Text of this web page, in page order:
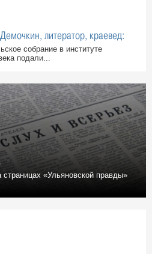
литератор, краевед:
собрание в институте
подали...
«Ульяновской правды»